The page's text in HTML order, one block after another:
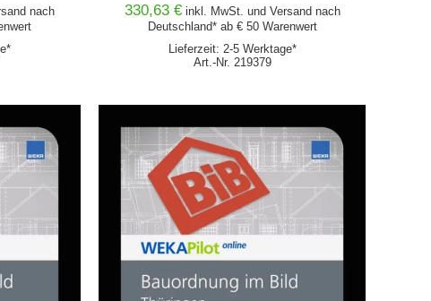
nach
330,63 € inkl. MwSt. und Versandnach
Deutschland* ab € 50 Warenwert
Lieferzeit: 2-5 Werktage*
Art.-Nr. 219379
IN DEN WARENKORB